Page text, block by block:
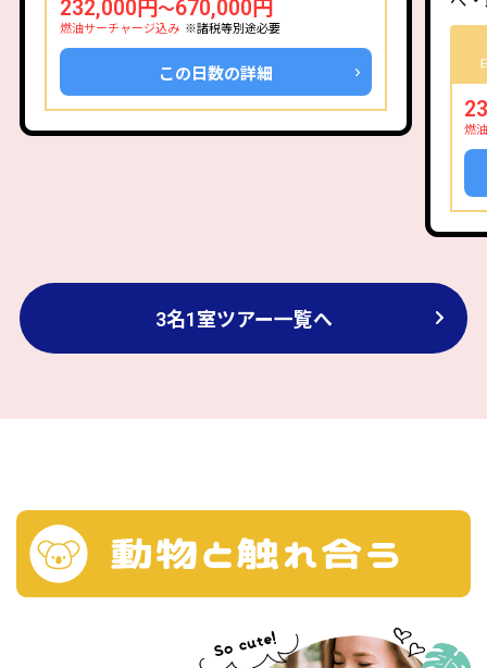
232,000円 ～670,000円
燃油サーチャージ込み ※諸税等別途必要
この日数の詳細
燃
3名1室ツアー一覧へ